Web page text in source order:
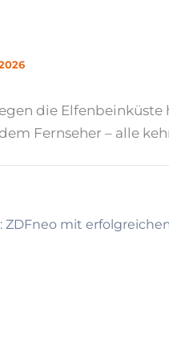
die
Fernseher – alle
ZDFneo mit